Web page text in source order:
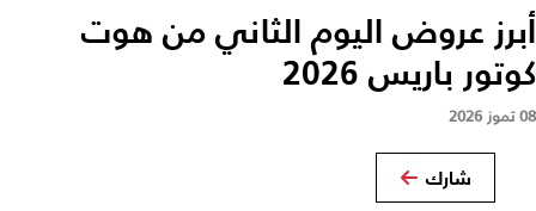
أبرز عروض اليوم الثاني من هوت
كوتور باريس 2026
08 تموز 2026
شارك